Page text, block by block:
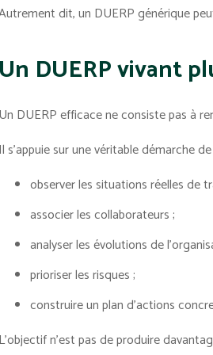
dit, un DUERP générique
Un DUERP vivant
Un DUERP efficace ne consiste pas à
Il s'appuie sur une véritable démarche
observer les situations réelles de
associer les collaborateurs ;
analyser les évolutions de
prioriser les risques ;
construire un plan d'actions
L'objectif n'est pas de produire